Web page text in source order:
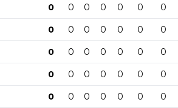
0 0 0 0 0 0 0
0 0 0 0 0 0 0
0 0 0 0 0 0 0
0 0 0 0 0 0 0
0 0 0 0 0 0 0